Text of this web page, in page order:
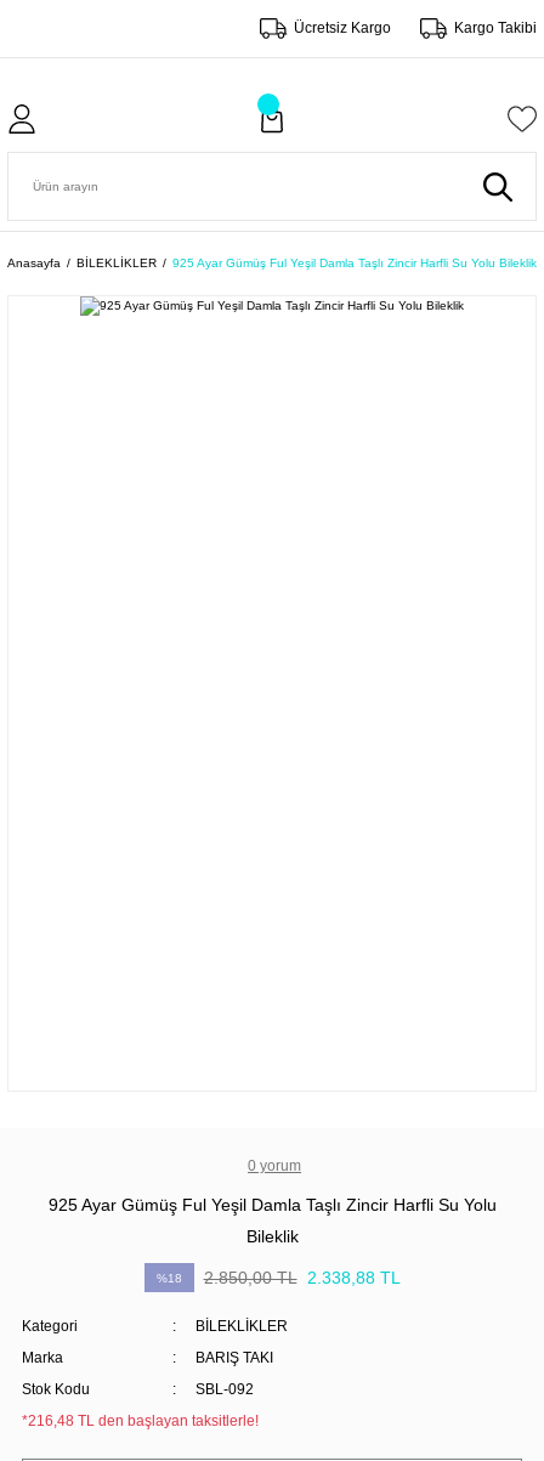
Ücretsiz Kargo Kargo Takibi
Anasayfa BİLEKLİKLER 925 Ayar Gümüş Ful Yeşil Damla Taşlı Zincir Harfli Su Yolu Bileklik
0 yorum
925 Ayar Gümüş Ful Yeşil Damla Taşlı Zincir Harfli Su Yolu
Bileklik
%18 2.850,00 TL 2.338,88 TL
Kategori
BİLEKLİKLER
Marka
BARIŞ TAKI
Stok Kodu
SBL-092
*216,48 TL den başlayan taksitlerle!